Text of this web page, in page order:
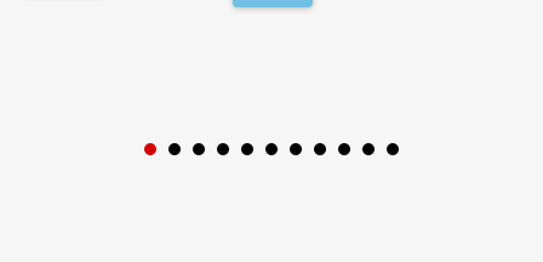
1 2 3